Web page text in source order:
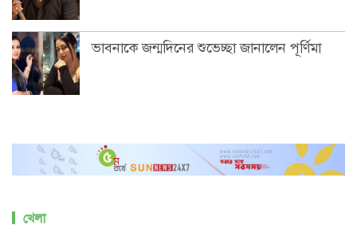
ভাবনাকে জন্মদিনের শুভেচ্ছা জানালেন পূর্ণিমা
খেলা